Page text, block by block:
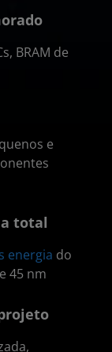
BRAM de
e
total
energia do
45 nm